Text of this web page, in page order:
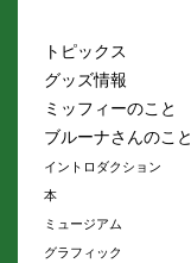
トピックス
グッズ情報
ミッフィーのこと
ブルーナさんのこと
イントロダクション
本
ミュージアム
グラフィック